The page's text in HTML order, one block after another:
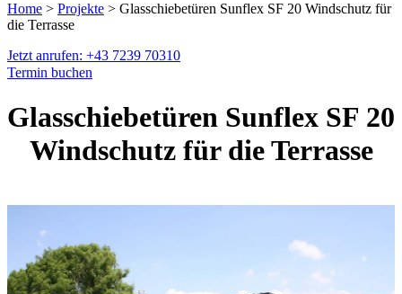
Home > Projekte > Glasschiebetüren Sunflex SF 20 Windschutz für
die Terrasse
Jetzt anrufen: +43 7239 70310
Termin buchen
Glasschiebetüren Sunflex SF 20
Windschutz für die Terrasse